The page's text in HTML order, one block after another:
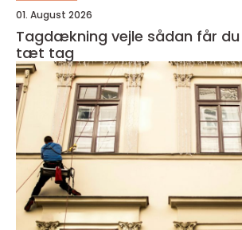
01. August 2026
Tagdækning vejle sådan får du et stærkt og
tæt tag